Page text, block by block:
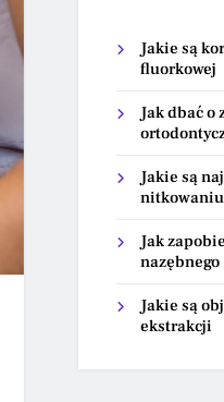
Jakie są
fluorkowej
Jak dbać o
Jakie są
nitkowaniu
Jak
nazębnego
Jakie są
ekstrakcji